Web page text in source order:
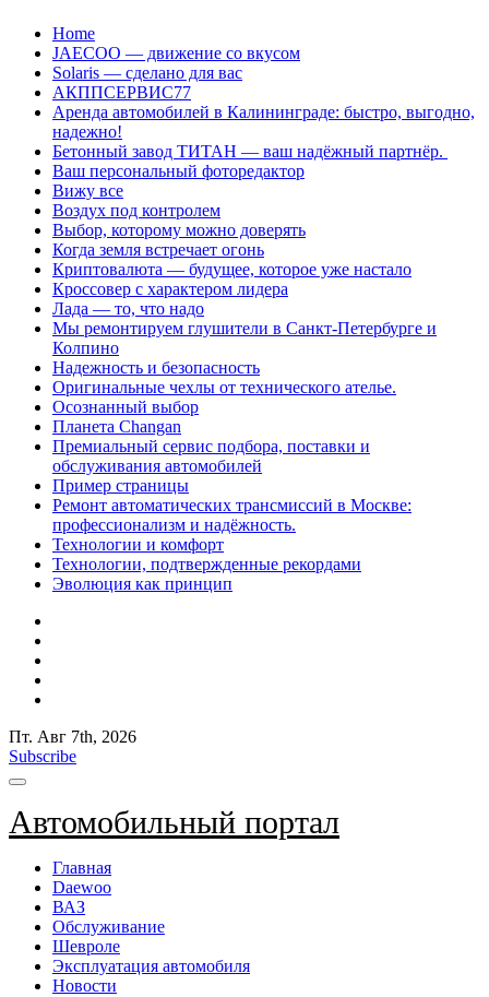
Перейти
содержанию
Home
JAECOO — движение со вкусом
Solaris — сделано для вас
АКППСЕРВИС77
Аренда автомобилей в Калининграде: быстро, выгодно,
надежно!
Бетонный завод ТИТАН — ваш надёжный партнёр.
Ваш персональный фоторедактор
Вижу все
Воздух под контролем
Выбор, которому можно доверять
Когда земля встречает огонь
Криптовалюта — будущее, которое уже настало
Кроссовер с характером лидера
Лада — то, что надо
Мы ремонтируем глушители в Санкт-Петербурге и
Колпино
Надежность и безопасность
Оригинальные чехлы от технического ателье.
Осознанный выбор
Планета Changan
Премиальный сервис подбора, поставки и
обслуживания автомобилей
Пример страницы
Ремонт автоматических трансмиссий в Москве:
профессионализм и надёжность.
Технологии и комфорт
Технологии, подтвержденные рекордами
Эволюция как принцип
Пт. Авг 7th, 2026
Subscribe
Автомобильный портал
Главная
Daewoo
ВАЗ
Обслуживание
Шевроле
Эксплуатация автомобиля
Новости